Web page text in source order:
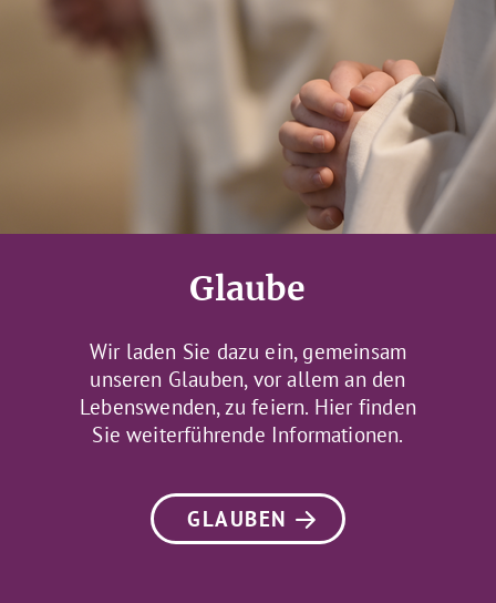
Glaube
Wir laden Sie dazu ein, gemeinsam
unseren Glauben, vor allem an den
Lebenswenden, zu feiern. Hier finden
Sie weiterführende Informationen.
GLAUBEN